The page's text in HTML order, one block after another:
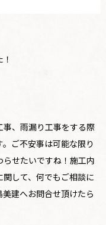
、雨漏り工事をする際
ご不安事は可能な限り
せたいですね！施工内
して、何でもご相談に
建へお問合せ頂けたら